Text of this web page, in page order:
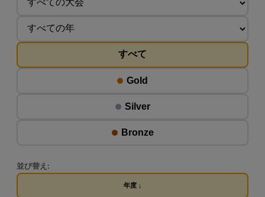
すべて
Gold
Silver
Bronze
並び替え:
年度 ↓